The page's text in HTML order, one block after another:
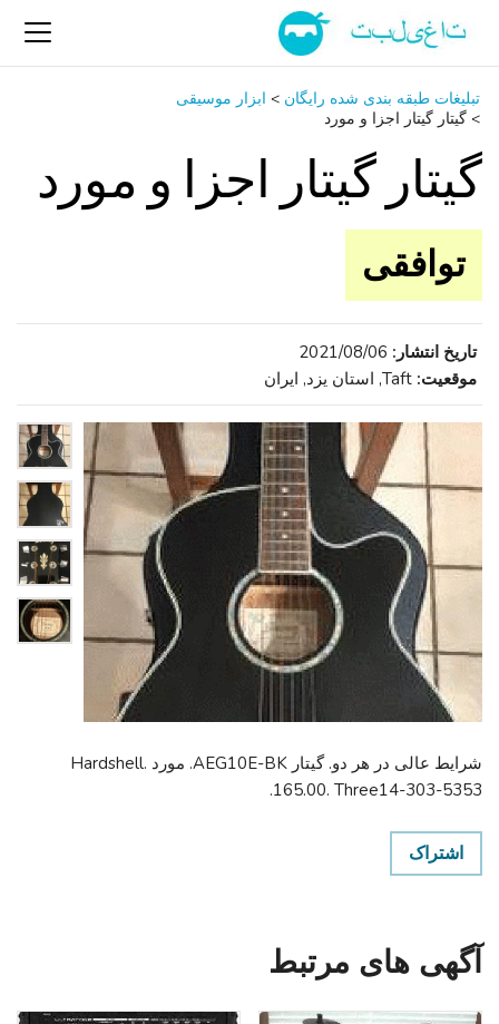
تبلیغات طبقه بندی شده رایگان > ابزار موسیقی
> گیتار گیتار اجزا و مورد
گیتار گیتار اجزا و مورد
توافقی
تاریخ انتشار: 2021/08/06
موقعیت: Taft, استان یزد, ایران
شرایط عالی در هر دو. گیتار AEG10E-BK. مورد Hardshell.
165.00. Three14-303-5353.
اشتراک
آگهی های مرتبط